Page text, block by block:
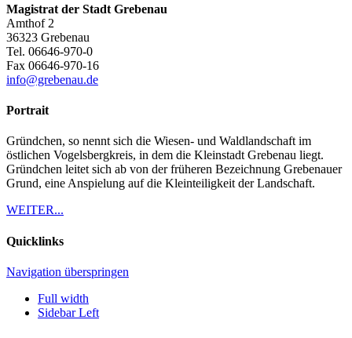
Magistrat der Stadt Grebenau
Amthof 2
36323 Grebenau
Tel. 06646-970-0
Fax 06646-970-16
info@grebenau.de
Portrait
Gründchen, so nennt sich die Wiesen- und Waldlandschaft im
östlichen Vogelsbergkreis, in dem die Kleinstadt Grebenau liegt.
Gründchen leitet sich ab von der früheren Bezeichnung Grebenauer
Grund, eine Anspielung auf die Kleinteiligkeit der Landschaft.
WEITER...
Quicklinks
Navigation überspringen
Full width
Sidebar Left